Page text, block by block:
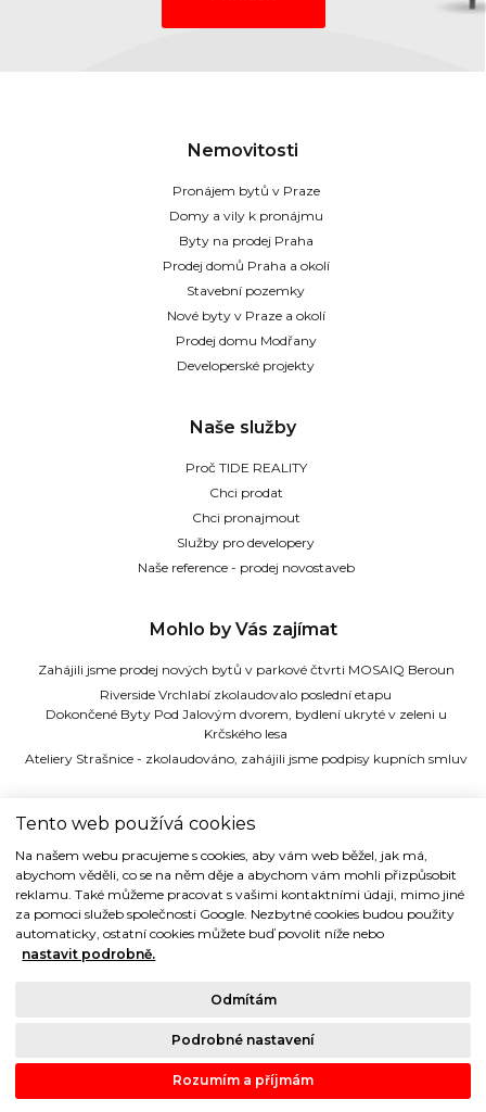
Nemovitosti
Pronájem bytů v Praze
Domy a vily k pronájmu
Byty na prodej Praha
Prodej domů Praha a okolí
Stavební pozemky
Nové byty v Praze a okolí
Prodej domu Modřany
Developerské projekty
Naše služby
Proč TIDE REALITY
Chci prodat
Chci pronajmout
Služby pro developery
Naše reference - prodej novostaveb
Mohlo by Vás zajímat
Zahájili jsme prodej nových bytů v parkové čtvrti MOSAIQ Beroun
Riverside Vrchlabí zkolaudovalo poslední etapu
Dokončené Byty Pod Jalovým dvorem, bydlení ukryté v zeleni u
Krčského lesa
Ateliery Strašnice - zkolaudováno, zahájili jsme podpisy kupních smluv
TIDE REALITY s.r.o.
Dřevná 2, 128 00 Praha 2
Tel: (+420) 224 914 914
e-mail:info@tide.cz
Copyright © 1993-2018 TIDE REALITY s.r.o.. Všechna práva vyhrazena.
Tento web používá cookies
Na našem webu pracujeme s cookies, aby vám web běžel, jak má,
abychom věděli, co se na něm děje a abychom vám mohli přizpůsobit
reklamu. Také můžeme pracovat s vašimi kontaktními údaji, mimo jiné
za pomoci služeb společnosti Google. Nezbytné cookies budou použity
automaticky, ostatní cookies můžete buď povolit níže nebo
nastavit podrobně.
Odmítám
Podrobné nastavení
Rozumím a příjmám